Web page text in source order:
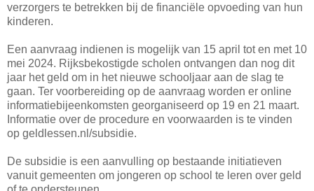
verzorgers te betrekken bij de financiële opvoeding van hun
kinderen.
Een aanvraag indienen is mogelijk van 15 april tot en met 10
mei 2024. Rijksbekostigde scholen ontvangen dan nog dit
jaar het geld om in het nieuwe schooljaar aan de slag te
gaan. Ter voorbereiding op de aanvraag worden er online
informatiebijeenkomsten georganiseerd op 19 en 21 maart.
Informatie over de procedure en voorwaarden is te vinden
op geldlessen.nl/subsidie.
De subsidie is een aanvulling op bestaande initiatieven
vanuit gemeenten om jongeren op school te leren over geld